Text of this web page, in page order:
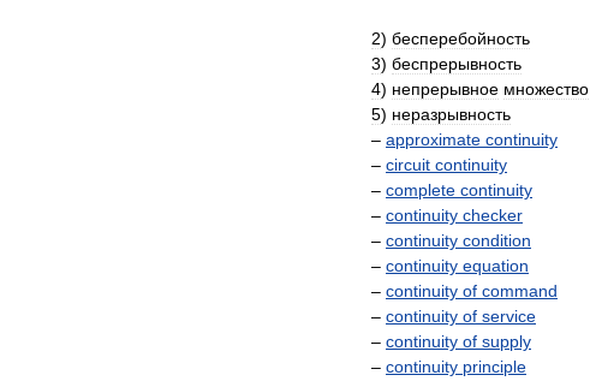
2) бесперебойность
3) беспрерывность
4) непрерывное множество
5) неразрывность
– approximate continuity
– circuit continuity
– complete continuity
– continuity checker
– continuity condition
– continuity equation
– continuity of command
– continuity of service
– continuity of supply
– continuity principle